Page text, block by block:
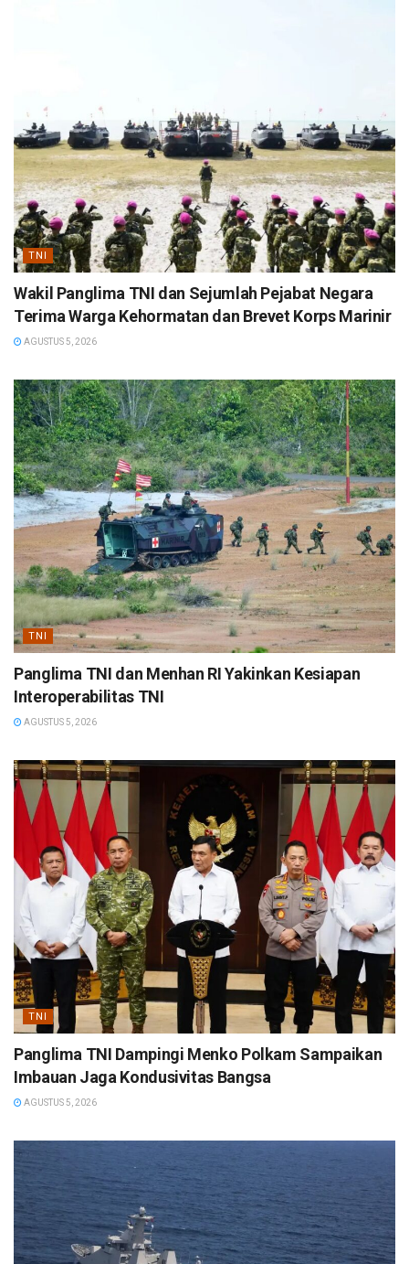
TNI
Wakil Panglima TNI dan Sejumlah Pejabat Negara
Terima Warga Kehormatan dan Brevet Korps Marinir
AGUSTUS 5, 2026
TNI
Panglima TNI dan Menhan RI Yakinkan Kesiapan
Interoperabilitas TNI
AGUSTUS 5, 2026
TNI
Panglima TNI Dampingi Menko Polkam Sampaikan
Imbauan Jaga Kondusivitas Bangsa
AGUSTUS 5, 2026